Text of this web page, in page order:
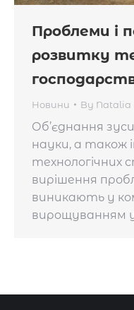
Проблеми і
розвитку
Новини By Natalia
Об’єднання
науки, а також
технологічних
вирішення
виникають у
вирощуванням